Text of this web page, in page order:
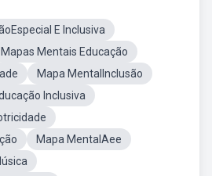
E Inclusiva
Mapas Mentais Educação
Mapa MentalInclusão
Inclusiva
Mapa MentalAee